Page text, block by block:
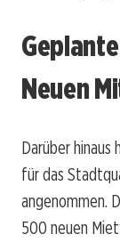
Neuen
Darüber
für das
angenommen.
500 neuen